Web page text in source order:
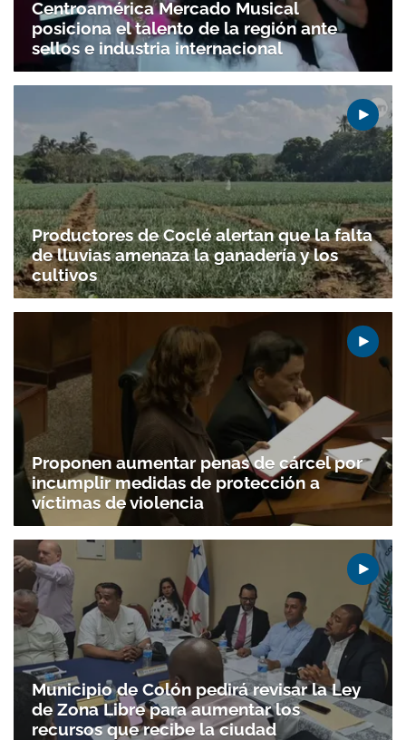
Gracias por suscribirte a nuestro boletín.
ACEPTAR
Centroamérica Mercado Musical
posiciona el talento de la región ante
sellos e industria internacional
Productores de Coclé alertan que la falta
de lluvias amenaza la ganadería y los
cultivos
Proponen aumentar penas de cárcel por
incumplir medidas de protección a
víctimas de violencia
Municipio de Colón pedirá revisar la Ley
de Zona Libre para aumentar los
recursos que recibe la ciudad